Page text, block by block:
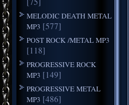
MELODIC DEATH METAL
MP3 [577]
POST ROCK /METAL MP3
[118]
PROGRESSIVE ROCK
MP3 [149]
PROGRESSIVE METAL
MP3 [486]